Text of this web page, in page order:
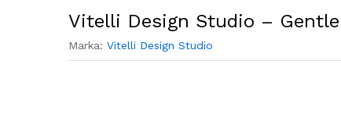
Vitelli Design Studio –
Marka: Vitelli Design Studio